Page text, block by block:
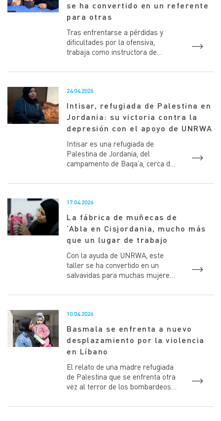
se ha convertido en un referente
para otras
Tras enfrentarse a pérdidas y
dificultades por la ofensiva,
trabaja como instructora de
Salma es una mujer refugia...
24.04.2026
Intisar, refugiada de Palestina en
Jordania: su victoria contra la
depresión con el apoyo de UNRWA
Intisar es una refugiada de
Palestina de Jordania, del
campamento de Baqa’a, cerca de
desafíos a lo largo de su vid...
17.04.2026
La fábrica de muñecas de
‘Abla en Cisjordania, mucho más
que un lugar de trabajo
Con la ayuda de UNRWA, este
taller se ha convertido en un
salvavidas para muchas mujeres
algo más de un año, ‘Abla,...
10.04.2026
Basmala se enfrenta a nuevo
desplazamiento por la violencia
en Líbano
El relato de una madre refugiada
de Palestina que se enfrenta otra
vez al terror de los bombardeos
refugio de UNR...